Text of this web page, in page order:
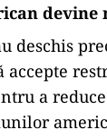
devine
deschis
accepte
a